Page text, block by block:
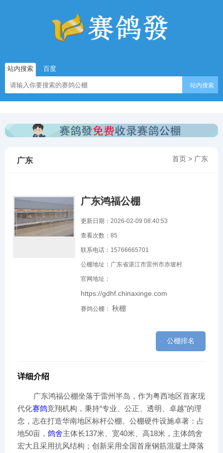
站内搜索 百度
站内搜索
首页 > 广东
广东
广东鸿福公棚
更新日期：2026-02-09 08:40:53
查看次数： 85
联系电话：15766665701
公棚地址：广东省湛江市雷州市赤坡村
官网地址：
https://gdhf.chinaxinge.com
赛鸽公棚： 秋棚
公棚排名
详细介绍
广东鸿福公棚坐落于雷州半岛，作为粤西地区首家现
代化赛鸽竞翔机构，秉持“专业、公正、透明、卓越”的理
念，志在打造华南地区标杆公棚。公棚硬件设施卓著：占
地50亩， 鸽舍主体长137米、宽40米、高18米，主体鸽舍
宏大且采用抗风结构；创新采用全国首座钢筋混凝土降落